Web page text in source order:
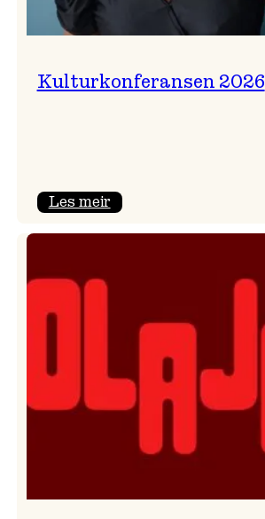
Kulturkonferansen 2026
Les meir: